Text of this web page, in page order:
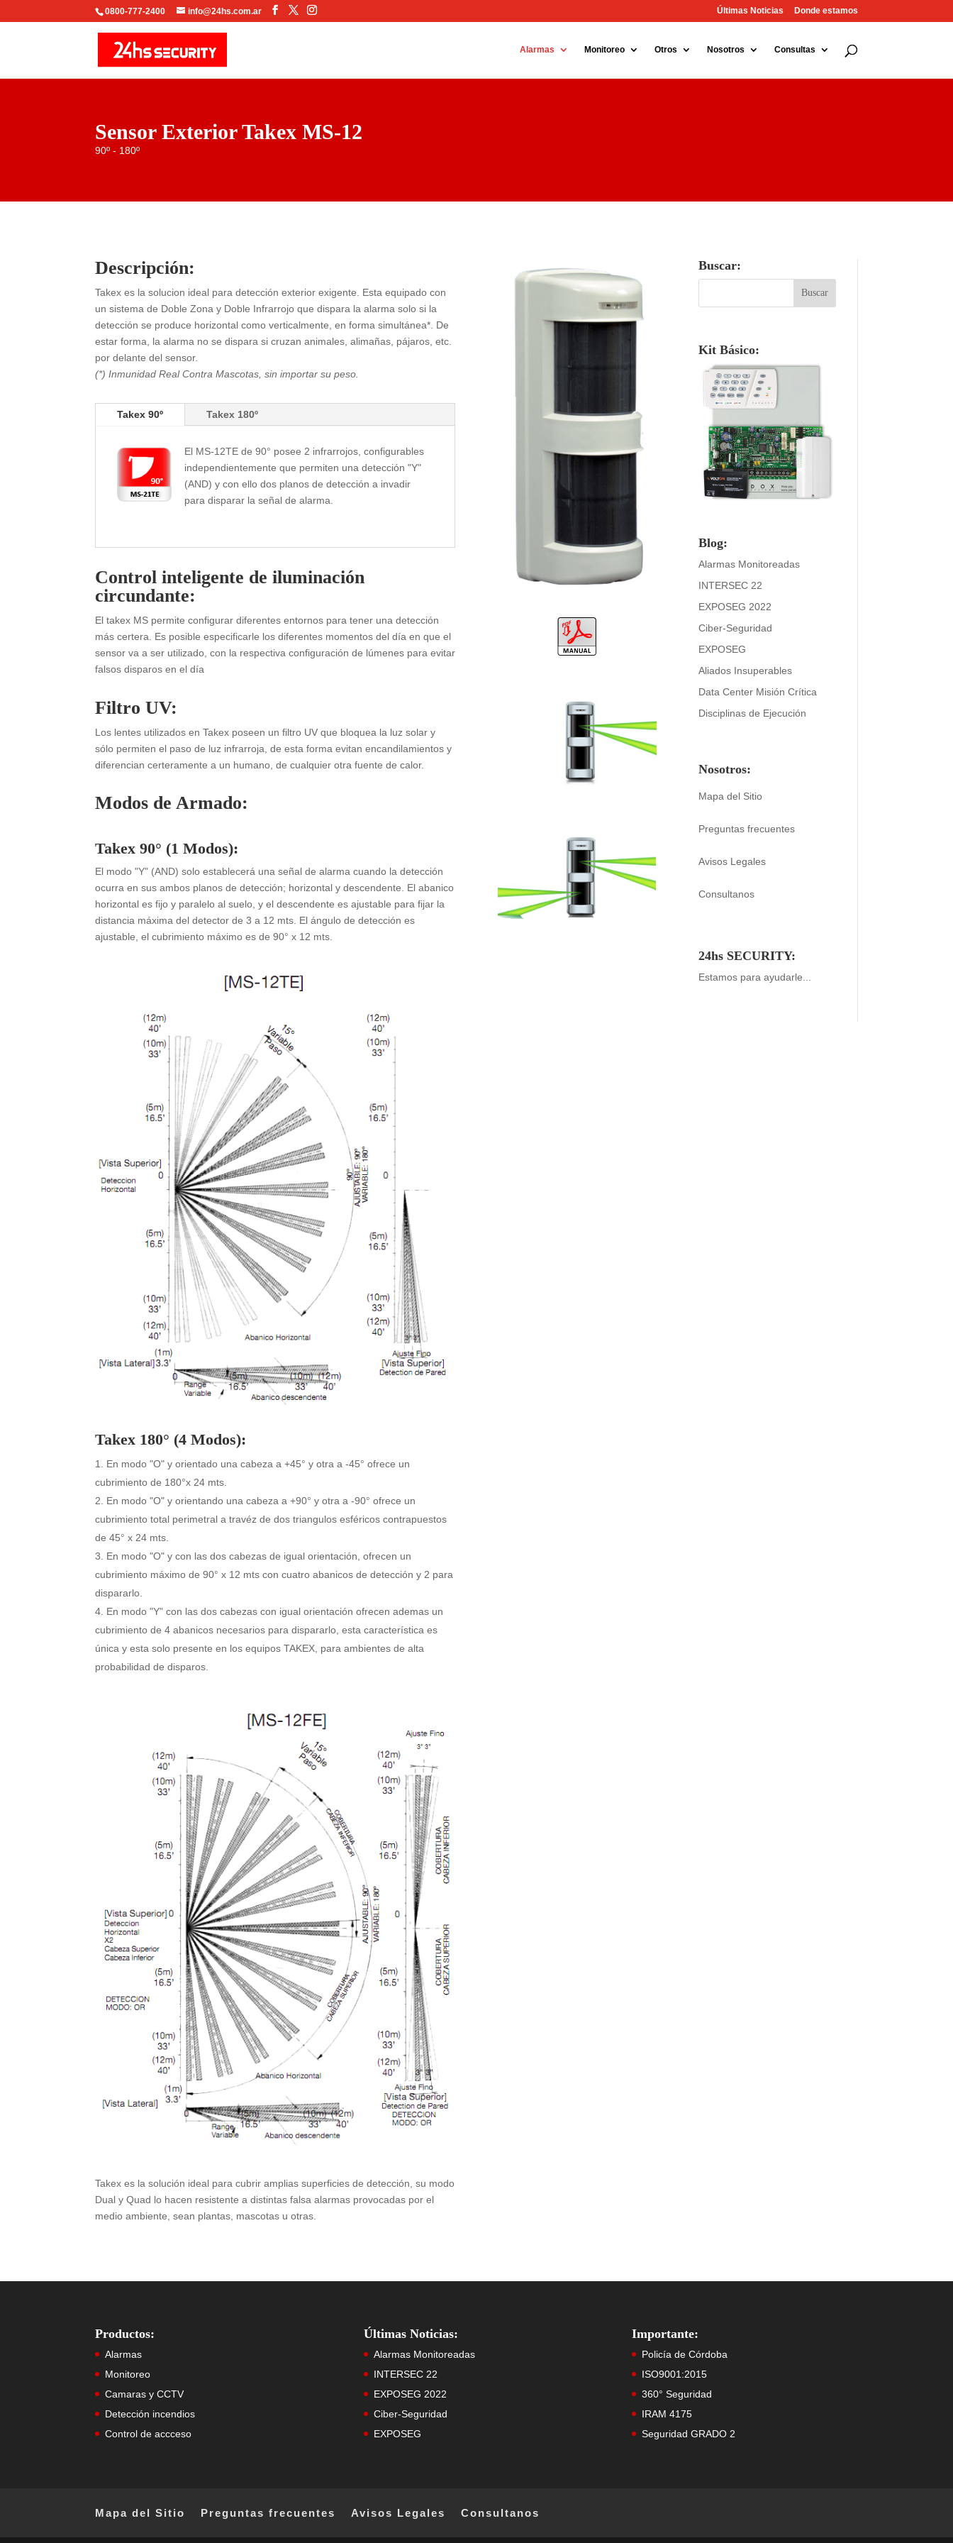
0800-777-2400 info@24hs.com.ar Facebook
X Instagram Últimas Noticias Donde estamos
Alarmas Monitoreo Otros Nosotros Consultas
Sensor Exterior Takex MS-12
90º - 180º
Descripción:
Takex es la solucion ideal para detección exterior exigente. Esta equipado con
un sistema de Doble Zona y Doble Infrarrojo que dispara la alarma solo si la
detección se produce horizontal como verticalmente, en forma simultánea*. De
estar forma, la alarma no se dispara si cruzan animales, alimañas, pájaros, etc.
por delante del sensor.
(*) Inmunidad Real Contra Mascotas, sin importar su peso.
Takex 90º Takex 180º
El MS-12TE de 90° posee 2 infrarrojos, configurables
independientemente que permiten una detección "Y"
(AND) y con ello dos planos de detección a invadir
para disparar la señal de alarma.
Control inteligente de iluminación
circundante:
El takex MS permite configurar diferentes entornos para tener una detección
más certera. Es posible especificarle los diferentes momentos del día en que el
sensor va a ser utilizado, con la respectiva configuración de lúmenes para evitar
falsos disparos en el día
Filtro UV:
Los lentes utilizados en Takex poseen un filtro UV que bloquea la luz solar y
sólo permiten el paso de luz infrarroja, de esta forma evitan encandilamientos y
diferencian certeramente a un humano, de cualquier otra fuente de calor.
Modos de Armado:
Takex 90° (1 Modos):
El modo "Y" (AND) solo establecerá una señal de alarma cuando la detección
ocurra en sus ambos planos de detección; horizontal y descendente. El abanico
horizontal es fijo y paralelo al suelo, y el descendente es ajustable para fijar la
distancia máxima del detector de 3 a 12 mts. El ángulo de detección es
ajustable, el cubrimiento máximo es de 90° x 12 mts.
Takex 180° (4 Modos):
En modo "O" y orientado una cabeza a +45° y otra a -45° ofrece un
cubrimiento de 180°x 24 mts.
En modo "O" y orientando una cabeza a +90° y otra a -90° ofrece un
cubrimiento total perimetral a travéz de dos triangulos esféricos contrapuestos
de 45° x 24 mts.
En modo "O" y con las dos cabezas de igual orientación, ofrecen un
cubrimiento máximo de 90° x 12 mts con cuatro abanicos de detección y 2 para
dispararlo.
En modo "Y" con las dos cabezas con igual orientación ofrecen ademas un
cubrimiento de 4 abanicos necesarios para dispararlo, esta característica es
única y esta solo presente en los equipos TAKEX, para ambientes de alta
probabilidad de disparos.
Takex es la solución ideal para cubrir amplias superficies de detección, su modo
Dual y Quad lo hacen resistente a distintas falsa alarmas provocadas por el
medio ambiente, sean plantas, mascotas u otras.
Buscar:
Kit Básico:
Blog:
Alarmas Monitoreadas
INTERSEC 22
EXPOSEG 2022
Ciber-Seguridad
EXPOSEG
Aliados Insuperables
Data Center Misión Crítica
Disciplinas de Ejecución
Nosotros:
Mapa del Sitio
Preguntas frecuentes
Avisos Legales
Consultanos
24hs SECURITY:
Estamos para ayudarle...
Productos:
Alarmas
Monitoreo
Camaras y CCTV
Detección incendios
Control de accceso
Últimas Noticias:
Alarmas Monitoreadas
INTERSEC 22
EXPOSEG 2022
Ciber-Seguridad
EXPOSEG
Importante:
Policía de Córdoba
ISO9001:2015
360° Seguridad
IRAM 4175
Seguridad GRADO 2
Mapa del Sitio Preguntas frecuentes Avisos Legales Consultanos